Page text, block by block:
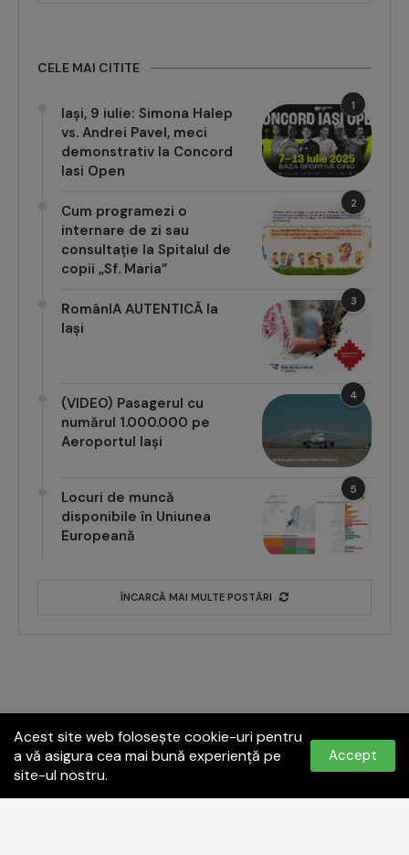
CELE MAI CITITE
1
Iași, 9 iulie: Simona Halep
vs. Andrei Pavel, meci
demonstrativ la Concord
Iasi Open
2
Cum programezi o
internare de zi sau
consultație la Spitalul de
copii „Sf. Maria”
3
RomânIA AUTENTICĂ la
Iași
4
(VIDEO) Pasagerul cu
numărul 1.000.000 pe
Aeroportul Iași
5
Locuri de muncă
disponibile în Uniunea
Europeană
ÎNCARCĂ MAI MULTE POSTĂRI
Acest site web folosește cookie-uri pentru
a vă asigura cea mai bună experiență pe
site-ul nostru.
Accept